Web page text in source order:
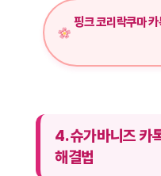
핑크 코리락쿠마
4. 슈가바니즈 카
해결법